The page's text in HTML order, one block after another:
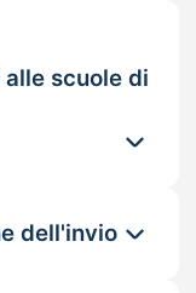
scuole di
dell'invio